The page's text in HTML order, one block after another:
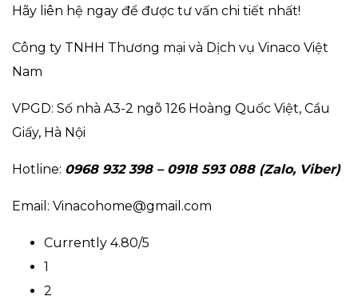
Hãy liên hệ ngay để được tư vấn chi tiết nhất!
Công ty TNHH Thương mại và Dịch vụ Vinaco Việt
Nam
VPGD: Số nhà A3-2 ngõ 126 Hoàng Quốc Việt, Cầu
Giấy, Hà Nội
Hotline: 0968 932 398 – 0918 593 088 (Zalo, Viber)
Email: Vinacohome@gmail.com
Currently 4.80/5
1
2